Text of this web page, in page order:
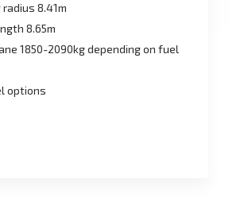
8.41m
8.65m
1850-2090kg depending on fuel
options